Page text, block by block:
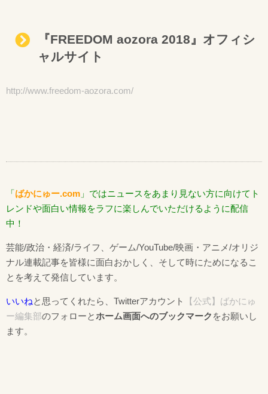
『FREEDOM aozora 2018』オフィシ
ャルサイト
http://www.freedom-aozora.com/
「ばかにゅー.com 」ではニュースをあまり見ない方に向けてト
レンドや面白い情報をラフに楽しんでいただけるように配信
中！
芸能/政治・経済/ライフ、ゲーム/YouTube/映画・アニメ/オリジ
ナル連載記事を皆様に面白おかしく、そして時にためになるこ
とを考えて発信しています。
いいねと思ってくれたら、Twitterアカウント
【公式】ばかにゅ
ー編集部のフォローとホーム画面へのブックマーク をお願いし
ます。